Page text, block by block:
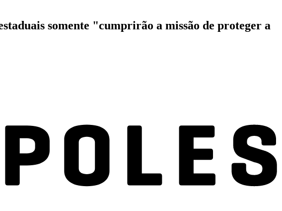
somente "cumprirão a missão de proteger a